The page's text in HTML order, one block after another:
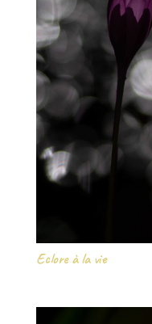
Eclore à la vie